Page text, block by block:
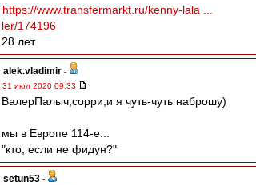
https://www.transfermarkt.ru/kenny-lala ...
ler/174196
28 лет
alek.vladimir -
31 июл 2020 09:33
ВалерПалыч,сорри,и я чуть-чуть наброшу)
мы в Европе 114-е...
"кто, если не фидун?"
setun53 -